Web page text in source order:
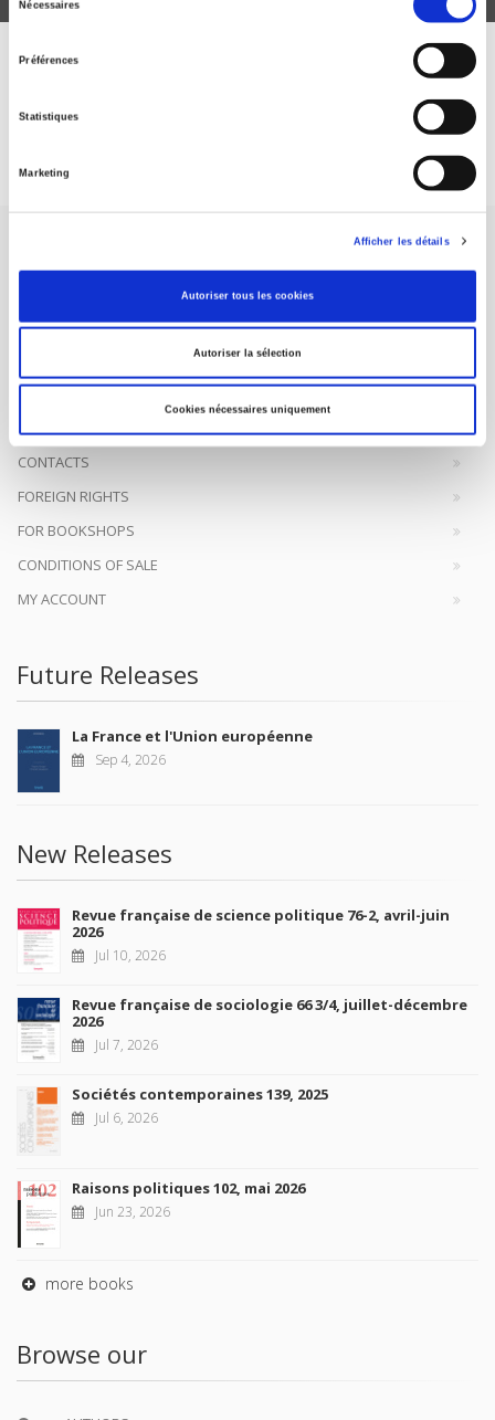
Nécessaires
Préférences
Statistiques
Marketing
Afficher les détails
Autoriser tous les cookies
Autoriser la sélection
Cookies nécessaires uniquement
DISCOVER OUR JOURNALS
SCIENCES PO UNIVERSITY PRESS has a threefold role: to publish
help public and political debate.continue
CONTACTS
FOREIGN RIGHTS
FOR BOOKSHOPS
CONDITIONS OF SALE
MY ACCOUNT
Future Releases
La France et l'Union européenne
Sep 4, 2026
New Releases
Revue française de science politique 76-2, avril-juin
2026
Jul 10, 2026
Revue française de sociologie 66 3/4, juillet-décembre
2026
Jul 7, 2026
Sociétés contemporaines 139, 2025
Jul 6, 2026
Raisons politiques 102, mai 2026
Jun 23, 2026
more books
Browse our